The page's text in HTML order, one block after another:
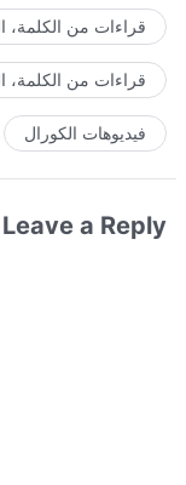
قراءات من الكلمة، المجلد 1: ظهور
قراءات من الكلمة، المجلد 7: حول
فيديوهات الكورال
Leave a Reply